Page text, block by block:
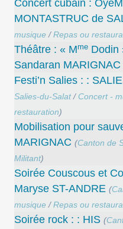
Concert cubain :
MONTASTRUC de
musique/Repas ou
Théâtre : « Mme Dodin
Sandaran MARIGNAC
Festi’n Salies : :
Salies-du-Salat/ Concert -
restauration)
Mobilisation pour
MARIGNAC (Canton de
Militant)
Soirée Couscous et
Maryse ST-ANDRE (
musique/Repas ou
Soirée rock : : HIS (